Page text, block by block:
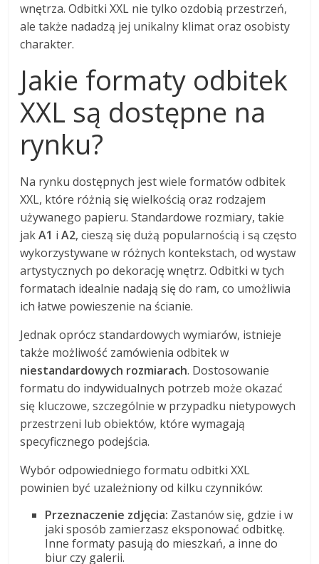
wnętrza. Odbitki XXL nie tylko ozdobią przestrzeń,
ale także nadadzą jej unikalny klimat oraz osobisty
charakter.
Jakie formaty odbitek
XXL są dostępne na
rynku?
Na rynku dostępnych jest wiele formatów odbitek
XXL, które różnią się wielkością oraz rodzajem
używanego papieru. Standardowe rozmiary, takie
jakA1 iA2, cieszą się dużą popularnością i są często
wykorzystywane w różnych kontekstach, od wystaw
artystycznych po dekorację wnętrz. Odbitki w tych
formatach idealnie nadają się do ram, co umożliwia
ich łatwe powieszenie na ścianie.
Jednak oprócz standardowych wymiarów, istnieje
także możliwość zamówienia odbitek w
niestandardowych rozmiarach. Dostosowanie
formatu do indywidualnych potrzeb może okazać
się kluczowe, szczególnie w przypadku nietypowych
przestrzeni lub obiektów, które wymagają
specyficznego podejścia.
Wybór odpowiedniego formatu odbitki XXL
powinien być uzależniony od kilku czynników:
Przeznaczenie zdjęcia: Zastanów się, gdzie i w
jaki sposób zamierzasz eksponować odbitkę.
Inne formaty pasują do mieszkań, a inne do
biur czy galerii.